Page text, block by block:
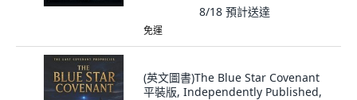
8/18 預計送達
免運
(英文圖書)The Blue Star Covenant
平裝版, Independently Published,